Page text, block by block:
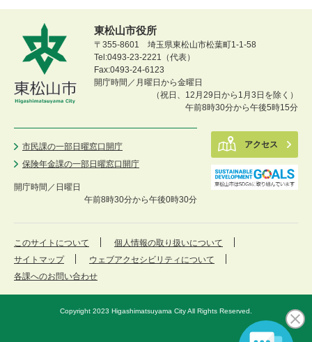
東松山市役所
〒355-8601 埼玉県東松山市松葉町1-1-58
Tel:0493-23-2221（代表）
Fax:0493-24-6123
開庁時間／月曜日から金曜日
（祝日、12月29日から1月3日を除く）
午前8時30分から午後5時15分
市民課の一部日曜窓口開庁
保険年金課の一部日曜窓口開庁
開庁時間／ 日曜日
午前8時30分から午後0時30分
アクセス
このサイトについて
個人情報の取り扱いについて
サイトマップ
ウェブアクセシビリティについて
各課へのお問い合わせ
Copyright 2023 Higashimatsuyama City All Rights Reserved.